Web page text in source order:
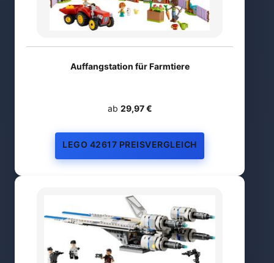
Auffangstation für Farmtiere
ab 29,97 €
LEGO 42617 PREISVERGLEICH